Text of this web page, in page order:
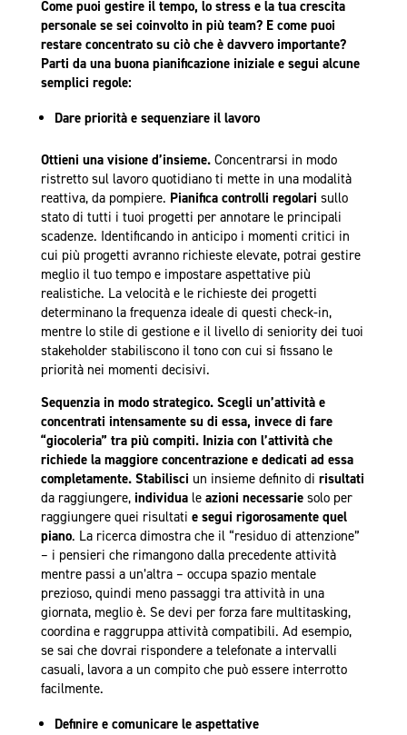
Come puoi gestire il tempo, lo stress e la tua crescita
personale se sei coinvolto in più team? E come puoi
restare concentrato su ciò che è davvero importante?
Parti da una buona pianificazione iniziale e segui alcune
semplici regole:
Dare priorità e sequenziare il lavoro
Ottieni una visione d’insieme.Concentrarsi in modo
ristretto sul lavoro quotidiano ti mette in una modalità
reattiva, da pompiere. Pianifica controlli regolari sullo
stato di tutti i tuoi progetti per annotare le principali
scadenze. Identificando in anticipo i momenti critici in
cui più progetti avranno richieste elevate, potrai gestire
meglio il tuo tempo e impostare aspettative più
realistiche. La velocità e le richieste dei progetti
determinano la frequenza ideale di questi check-in,
mentre lo stile di gestione e il livello di seniority dei tuoi
stakeholder stabiliscono il tono con cui si fissano le
priorità nei momenti decisivi.
Sequenzia in modo strategico. Scegli un’attività e
concentrati intensamente su di essa, invece di fare
“giocoleria” tra più compiti. Inizia con l’attività che
richiede la maggiore concentrazione e dedicati ad essa
completamente. Stabilisci un insieme definito di risultati
da raggiungere, individuale azioni necessariesolo per
raggiungere quei risultati e segui rigorosamente quel
piano. La ricerca dimostra che il “residuo di attenzione”
– i pensieri che rimangono dalla precedente attività
mentre passi a un’altra – occupa spazio mentale
prezioso, quindi meno passaggi tra attività in una
giornata, meglio è. Se devi per forza fare multitasking,
coordina e raggruppa attività compatibili. Ad esempio,
se sai che dovrai rispondere a telefonate a intervalli
casuali, lavora a un compito che può essere interrotto
facilmente.
Definire e comunicare le aspettative